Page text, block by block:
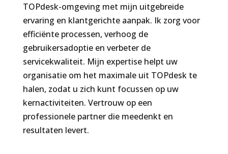
TOPdesk-omgeving met mijn uitgebreide
ervaring en klantgerichte aanpak. Ik zorg voor
efficiënte processen, verhoog de
gebruikersadoptie en verbeter de
servicekwaliteit. Mijn expertise helpt uw
organisatie om het maximale uit TOPdesk te
halen, zodat u zich kunt focussen op uw
kernactiviteiten. Vertrouw op een
professionele partner die meedenkt en
resultaten levert.